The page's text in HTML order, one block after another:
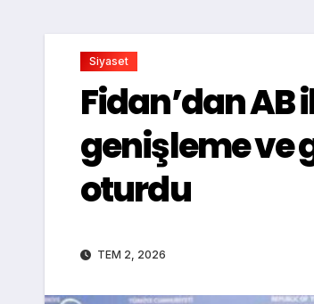
Siyaset
Fidan’dan
genişleme ve
oturdu
TEM 2, 2026